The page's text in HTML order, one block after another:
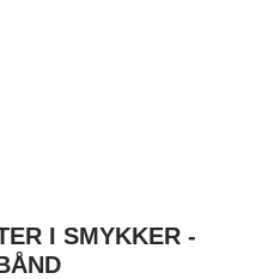
I SMYKKER -